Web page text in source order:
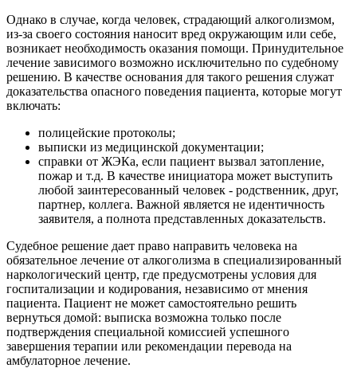
Однако в случае, когда человек, страдающий алкоголизмом,
из-за своего состояния наносит вред окружающим или себе,
возникает необходимость оказания помощи. Принудительное
лечение зависимого возможно исключительно по судебному
решению. В качестве основания для такого решения служат
доказательства опасного поведения пациента, которые могут
включать:
полицейские протоколы;
выписки из медицинской документации;
справки от ЖЭКа, если пациент вызвал затопление,
пожар и т.д. В качестве инициатора может выступить
любой заинтересованный человек - родственник, друг,
партнер, коллега. Важной является не идентичность
заявителя, а полнота представленных доказательств.
Судебное решение дает право направить человека на
обязательное лечение от алкоголизма в специализированный
наркологический центр, где предусмотрены условия для
госпитализации и кодирования, независимо от мнения
пациента. Пациент не может самостоятельно решить
вернуться домой: выписка возможна только после
подтверждения специальной комиссией успешного
завершения терапии или рекомендации перевода на
амбулаторное лечение.